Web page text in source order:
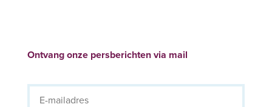
Ontvang onze persberichten via mail